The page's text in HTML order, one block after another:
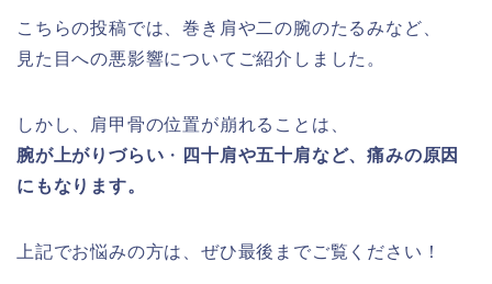
こちらの投稿では、巻き肩や二の腕のたるみなど、
見た目への悪影響についてご紹介しました。
しかし、肩甲骨の位置が崩れることは、
腕が上がりづらい ・ 四十肩や五十肩など、痛みの原因
にもなります。
上記でお悩みの方は、ぜひ最後までご覧ください！